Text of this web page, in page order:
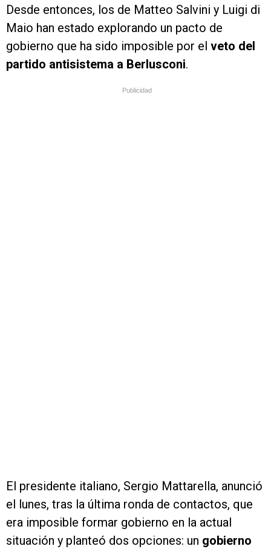
Desde entonces, los de Matteo Salvini y Luigi di
Maio han estado explorando un pacto de
gobierno que ha sido imposible por el veto del
partido antisistema a Berlusconi.
Publicidad
El presidente italiano, Sergio Mattarella, anunció
el lunes, tras la última ronda de contactos, que
era imposible formar gobierno en la actual
situación y planteó dos opciones: un gobierno